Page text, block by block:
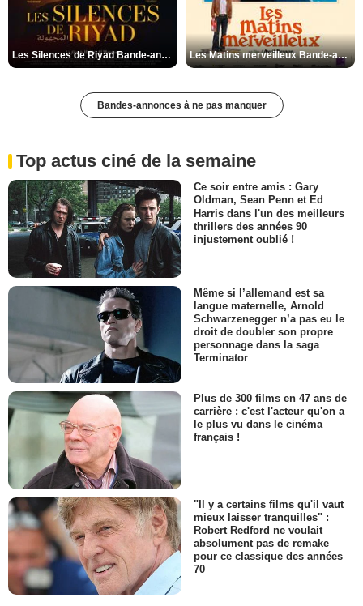
Les Silences de Riyad Bande-annonce VO STFR Les Matins merveilleux Bande-annonce VF
Bandes-annonces à ne pas manquer
Top actus ciné de la semaine
Ce soir entre amis : Gary
Oldman, Sean Penn et Ed
Harris dans l'un des meilleurs
thrillers des années 90
injustement oublié !
Même si l’allemand est sa
langue maternelle, Arnold
Schwarzenegger n’a pas eu le
droit de doubler son propre
personnage dans la saga
Terminator
Plus de 300 films en 47 ans de
carrière : c'est l'acteur qu'on a
le plus vu dans le cinéma
français !
"Il y a certains films qu'il vaut
mieux laisser tranquilles" :
Robert Redford ne voulait
absolument pas de remake
pour ce classique des années
70